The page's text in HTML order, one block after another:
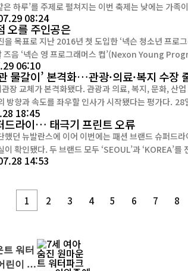
08:24
오를 주인공은
을 목표로 지난 2016년 첫 도입한 ‘넥슨 청소년 프
음 ‘넥슨 영 프로그래머스 컵’(Nexon Young
자를 가리는 본선(파이널 라운드)에 오를 주인공들이
06:10
물갈이’ 본격화…관광·의료·복지 수장
장 교체가 본격화됐다. 관광과 의료, 복지, 문화, 산
인사가 시작됐다는 평가다. 28일 서울시와 관련 업계에 따르면 서울관광재단,
, 서울시50플러스재단, 서울물재생시설공단 등이 후
18:45
드라이… 태극기 프린트 오류
했던 뉴발란스에 이어 이번에는 패션 브랜드 슈퍼
세운 제품이라는 점에서 단순한 실수
14:53
1 2 3 4 5 6 7 8
트 워터
이 대